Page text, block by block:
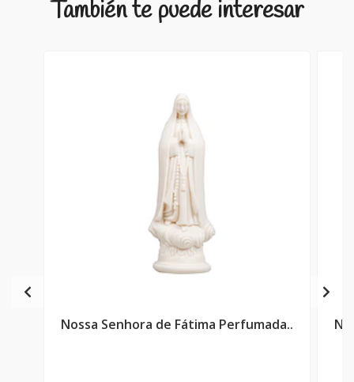
También te puede interesar
Nossa Senhora de Fátima Perfumada..